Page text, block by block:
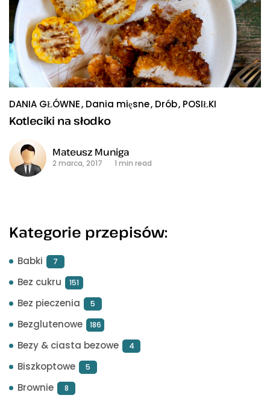
DANIA GŁÓWNE Dania mięsne Drób POSIŁKI
Kotleciki na słodko
Mateusz Muniga
2 marca, 2017 1 min read
Kategorie przepisów:
Babki 7
Bez cukru 151
Bez pieczenia 5
Bezglutenowe 186
Bezy & ciasta bezowe 4
Biszkoptowe 5
Brownie 8